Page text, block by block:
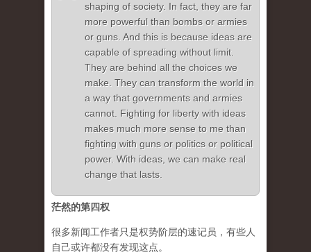
shaping of society. In fact, they are far
more powerful than bombs or armies
or guns. And this is because ideas are
capable of spreading without limit.
They are behind all the choices we
make. They can transform the world in
a way that governments and armies
cannot. Fighting for liberty with ideas
makes much more sense to me than
fighting with guns or politics or political
power. With ideas, we can make real
change that lasts.
茫然的第四权
很多新闻工作者只是权势阶层的速记员，有些人
自己或许都没有发现这点。